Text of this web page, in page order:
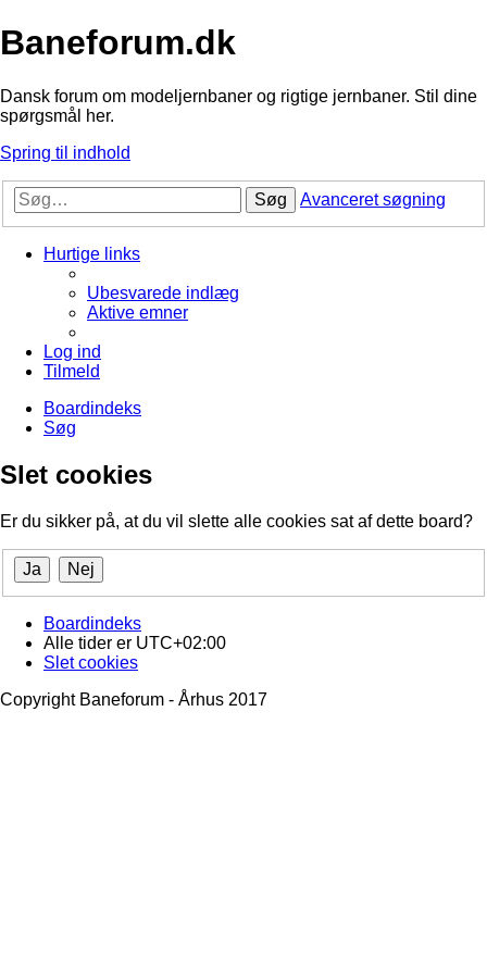
Baneforum.dk
Dansk forum om modeljernbaner og rigtige jernbaner. Stil dine
spørgsmål her.
Spring til indhold
Søg Avanceret søgning
Hurtige links
Ubesvarede indlæg
Aktive emner
Log ind
Tilmeld
Boardindeks
Søg
Slet cookies
Er du sikker på, at du vil slette alle cookies sat af dette board?
Boardindeks
Alle tider er UTC+02:00
Slet cookies
Copyright Baneforum - Århus 2017